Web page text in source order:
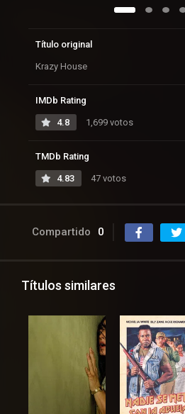
Título original
Krazy House
IMDb Rating
4.8 1,699 votos
TMDb Rating
4.83 47 votos
Compartido 0
Títulos similares